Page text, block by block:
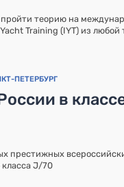
теорию на
Training (IYT) из любой
ПЕТЕРБУРГ
в
престижных
класса J/70